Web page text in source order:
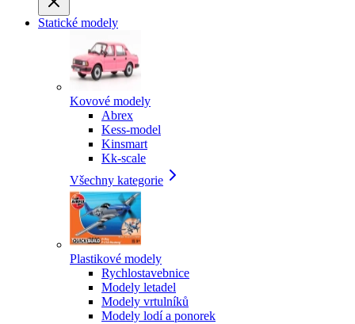
Statické modely
Kovové modely
Abrex
Kess-model
Kinsmart
Kk-scale
Všechny kategorie
Plastikové modely
Rychlostavebnice
Modely letadel
Modely vrtulníků
Modely lodí a ponorek